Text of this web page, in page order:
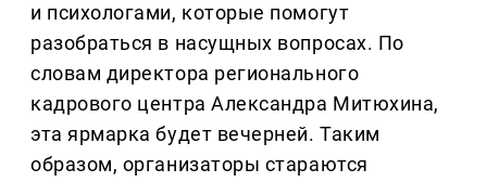
и психологами, которые помогут
разобраться в насущных вопросах. По
словам директора регионального
кадрового центра Александра Митюхина,
эта ярмарка будет вечерней. Таким
образом, организаторы стараются